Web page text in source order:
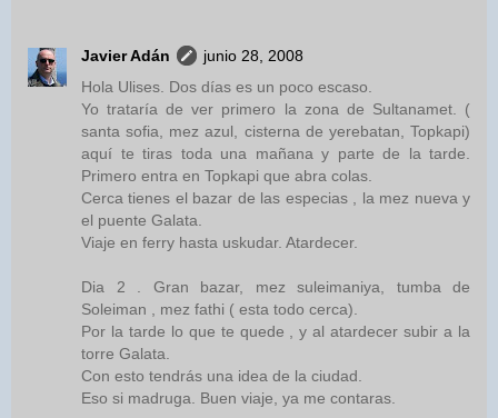
Javier Adán
junio 28, 2008
Hola Ulises. Dos días es un poco escaso.
Yo trataría de ver primero la zona de Sultanamet. (
santa sofia, mez azul, cisterna de yerebatan, Topkapi)
aquí te tiras toda una mañana y parte de la tarde.
Primero entra en Topkapi que abra colas.
Cerca tienes el bazar de las especias , la mez nueva y
el puente Galata.
Viaje en ferry hasta uskudar. Atardecer.
Dia 2 . Gran bazar, mez suleimaniya, tumba de
Soleiman , mez fathi ( esta todo cerca).
Por la tarde lo que te quede , y al atardecer subir a la
torre Galata.
Con esto tendrás una idea de la ciudad.
Eso si madruga. Buen viaje, ya me contaras.